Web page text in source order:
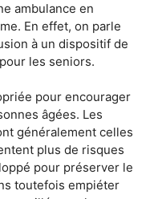
ambulance en
En effet, on parle
à un dispositif de
les seniors.
pour encourager
âgées. Les
généralement celles
plus de risques
pour préserver le
toutefois empiéter